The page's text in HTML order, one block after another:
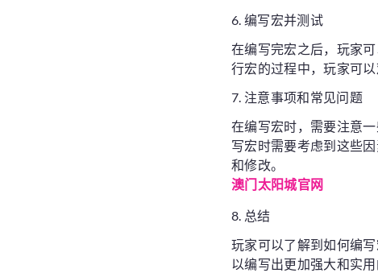
6. 编写宏并测试
在编写完宏之后，玩家
行宏的过程中，玩家可
7. 注意事项和常见问题
在编写宏时，需要注意
写宏时需要考虑到这些
和修改。
澳门太阳城官网
8. 总结
玩家可以了解到如何编
以编写出更加强大和实